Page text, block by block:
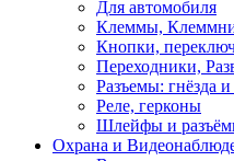
Для автомобиля
Клеммы,
Кнопки,
Переходники,
Разъемы: гнёзда
Реле, герконы
Шлейфы и
Охрана и